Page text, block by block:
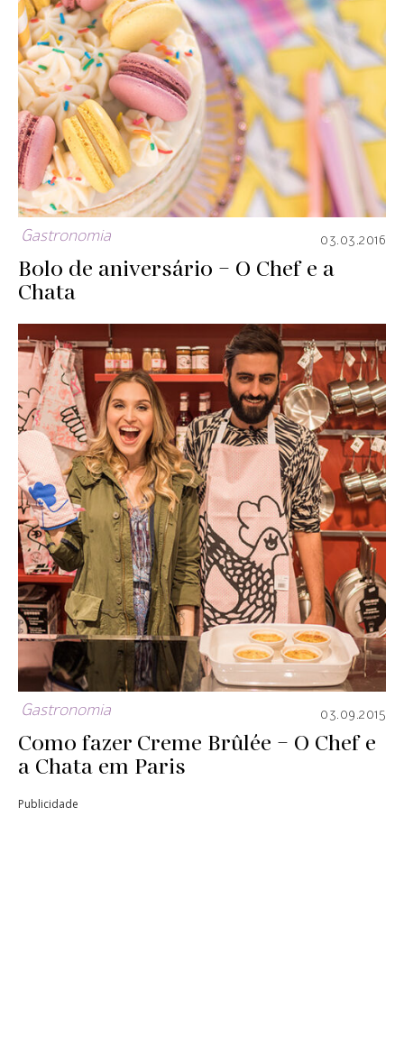
Gastronomia 03.03.2016
Bolo de aniversário – O Chef e a
Chata
Gastronomia 03.09.2015
Como fazer Creme Brûlée – O Chef e
a Chata em Paris
Publicidade